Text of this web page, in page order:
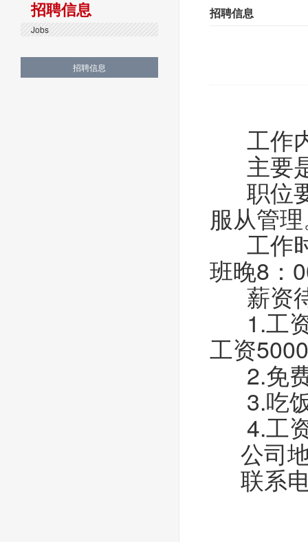
招聘信息
Jobs
招聘信息
招聘信息
工作
主要是
职位要
服从管
工作时
班晚8：
薪资
1.工资
工资
2.免费
3.吃饭
4.工
公司
联系电